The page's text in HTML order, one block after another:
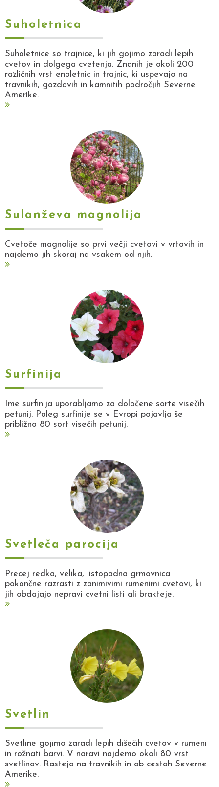
Suholetnica
Suholetnice so trajnice, ki jih gojimo zaradi lepih
cvetov in dolgega cvetenja. Znanih je okoli 200
različnih vrst enoletnic in trajnic, ki uspevajo na
travnikih, gozdovih in kamnitih področjih Severne
Amerike.
Sulanževa magnolija
Cvetoče magnolije so prvi večji cvetovi v vrtovih in
najdemo jih skoraj na vsakem od njih.
Surfinija
Ime surfinija uporabljamo za določene sorte visečih
petunij. Poleg surfinije se v Evropi pojavlja še
približno 80 sort visečih petunij.
Svetleča parocija
Precej redka, velika, listopadna grmovnica
pokončne razrasti z zanimivimi rumenimi cvetovi, ki
jih obdajajo nepravi cvetni listi ali brakteje.
Svetlin
Svetline gojimo zaradi lepih dišečih cvetov v rumeni
in rožnati barvi. V naravi najdemo okoli 80 vrst
svetlinov. Rastejo na travnikih in ob cestah Severne
Amerike.